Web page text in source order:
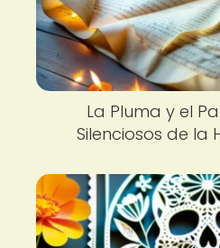
La Pluma y el
Silenciosos de la